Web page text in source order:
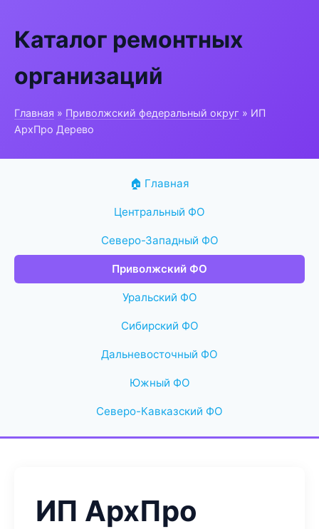
Каталог ремонтных
организаций
Главная » Приволжский федеральный округ » ИП
АрхПро Дерево
🏠 Главная
Центральный ФО
Северо-Западный ФО
Приволжский ФО
Уральский ФО
Сибирский ФО
Дальневосточный ФО
Южный ФО
Северо-Кавказский ФО
ИП АрхПро